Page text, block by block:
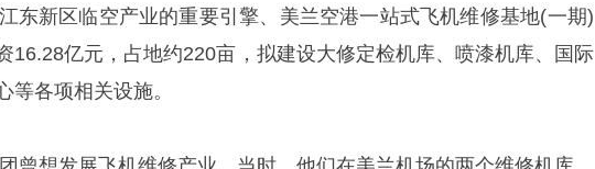
东新区临空产业的重要引擎、美兰空港一站式飞机维修基地(一期)
16.28亿元，占地约220亩，拟建设大修定检机库、喷漆机库、国际
等各项相关设施。